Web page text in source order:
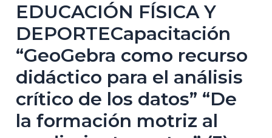
EDUCACIÓN FÍSICA Y
DEPORTECapacitación
“GeoGebra como recurso
didáctico para el análisis
crítico de los datos” “De
la formación motriz al